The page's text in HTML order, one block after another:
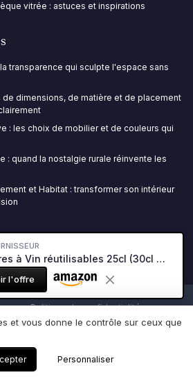
Lot de 60 Verres à Vin réutilisables 25cl (30cl max) - Polypropylène plastique alimentaire rigide - Verre à pied à eau et vin - Compatible lave-vaisselle - Couleur Givrée 60 Unité (Lot de 1) Verre À Vin Givré 25/33cl
l'offre
vitrée : astuces et inspirations
transparence qui sculpte l'espace sans
de dimensions, de matière et de placement
: les choix de mobilier et de couleurs qui
: quand la nostalgie rurale réinvente les
et Habitat : transformer son intérieur
Politique de confidentialité
Maison 2026
et vous donne le contrôle sur ceux que
Personnaliser